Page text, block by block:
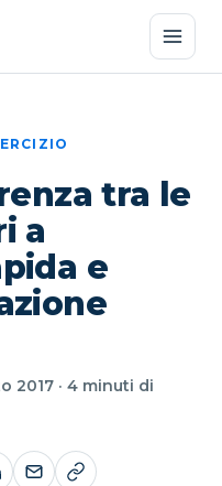
tra le
a
e
2017 · 4 minuti di